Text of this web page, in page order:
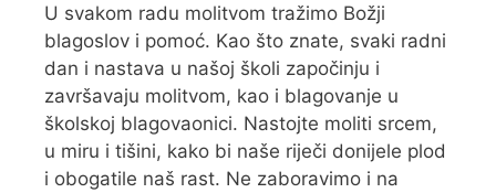
U svakom radu molitvom tražimo Božji
blagoslov i pomoć. Kao što znate, svaki radni
dan i nastava u našoj školi započinju i
završavaju molitvom, kao i blagovanje u
školskoj blagovaonici. Nastojte moliti srcem,
u miru i tišini, kako bi naše riječi donijele plod
i obogatile naš rast. Ne zaboravimo i na